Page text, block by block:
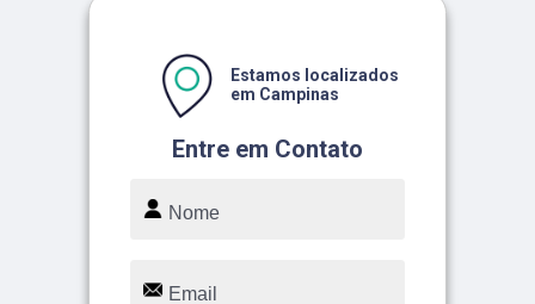
Entre em Contato
Estamos localizados
em Campinas